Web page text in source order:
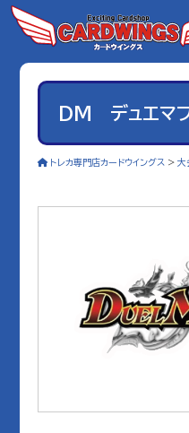
DM デュエマフ
トレカ専門店カードウイングス >大